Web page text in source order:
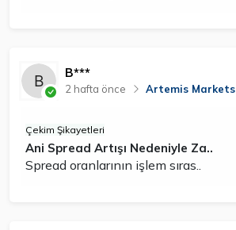
B***
2 hafta önce Artemis Markets
Çekim Şikayetleri
Ani Spread Artışı Nedeniyle Za..
Spread oranlarının işlem sıras..